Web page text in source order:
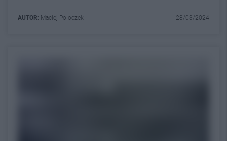
AUTOR: Maciej Poloczek 28/03/2024